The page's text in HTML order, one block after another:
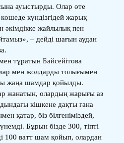
ауыстырды. Олар өте
күндізгідей жарық
әкімдікке жайлылық пен
– дейді шағын аудан
тұратын Байсейітова
мен жолдарды толығымен
жаңа шамдар қойылды.
жанатын, олардың жарығы аз
кішкене дақты ғана
қатар, біз білгеніміздей,
Бұрын бізде 300, тіпті
100 ватт шам қойып, олардан